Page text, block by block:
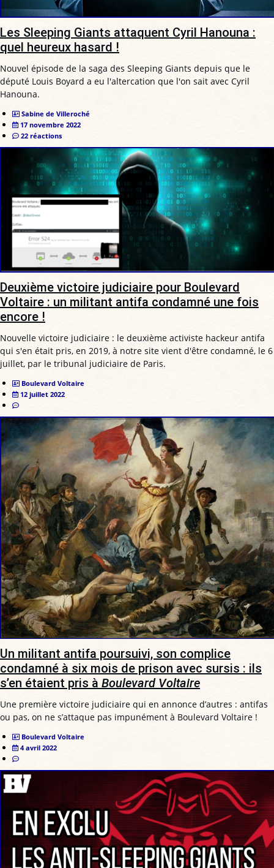
Les Sleeping Giants attaquent Cyril Hanouna :
quel heureux hasard !
Nouvel épisode de la saga des Sleeping Giants depuis que le
député Louis Boyard a eu l'altercation que l'on sait avec Cyril
Hanouna.
Sabine de Villeroché
17 novembre 2022
22 réactions
Deuxième victoire judiciaire pour Boulevard
Voltaire : un militant antifa condamné une fois
encore !
Nouvelle victoire judiciaire : le deuxième activiste hackeur antifa
qui s'en était pris, en 2019, à notre site vient d'être condamné, le 6
juillet, par le tribunal judiciaire de Paris.
Boulevard Voltaire
12 juillet 2022
Un militant antifa poursuivi, son complice
condamné à six mois de prison avec sursis : ils
s’en étaient pris à Boulevard Voltaire
Une première victoire judiciaire qui en annonce d’autres : antifas
ou pas, on ne s’attaque pas impunément à Boulevard Voltaire !
Boulevard Voltaire
4 avril 2022